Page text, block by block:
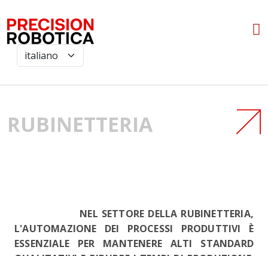
RUBINETTERIA
NEL SETTORE DELLA RUBINETTERIA,
L'AUTOMAZIONE DEI PROCESSI PRODUTTIVI È
ESSENZIALE PER MANTENERE ALTI STANDARD